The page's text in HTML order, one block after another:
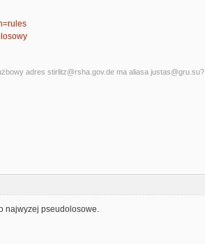
adres stirlitz@rsha.gov.de ma aliasa justas@gru.su?
najwyzej pseudolosowe.